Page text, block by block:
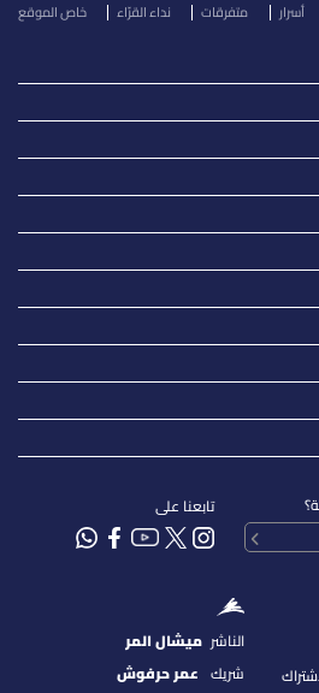
أسرار متفرقات نداء القرّاء خاص الموقع
تابعنا على
الناشر ميشال المر
شريك عمر حرفوش